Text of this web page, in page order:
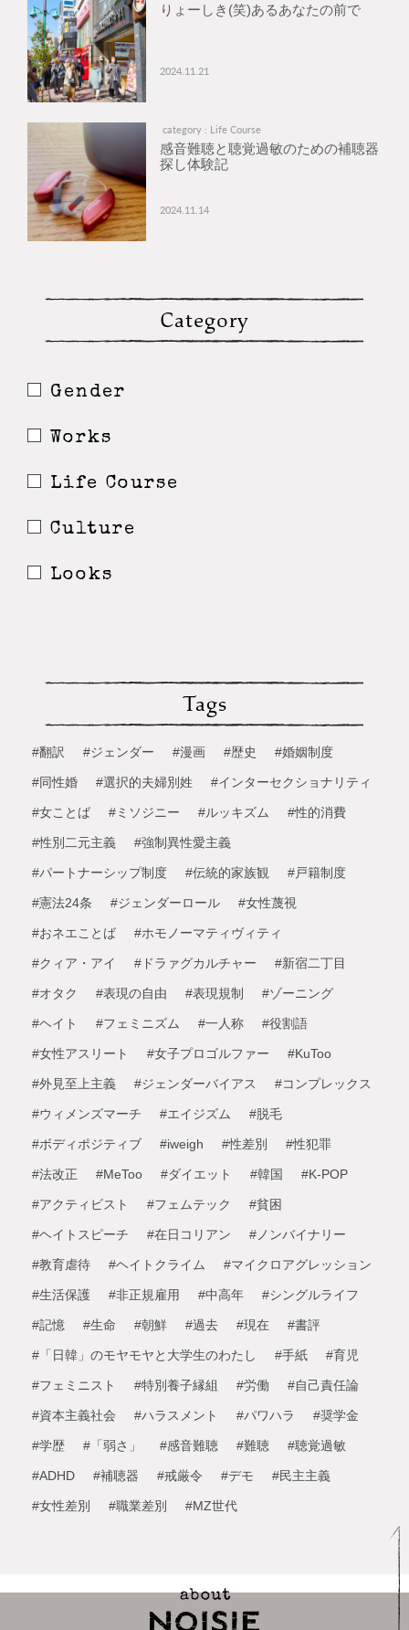
りょーしき(笑)あるあなたの前で
2024.11.21
category : Life Course
感音難聴と聴覚過敏のための補聴器
探し体験記
2024.11.14
Category
Gender
Works
Life Course
Culture
Looks
Tags
#翻訳 #ジェンダー #漫画 #歴史 #婚姻制度
#同性婚 #選択的夫婦別姓 #インターセクショナリティ
#女ことば #ミソジニー #ルッキズム #性的消費
#性別二元主義 #強制異性愛主義
#パートナーシップ制度 #伝統的家族観 #戸籍制度
#憲法24条 #ジェンダーロール #女性蔑視
#おネエことば #ホモノーマティヴィティ
#クィア・アイ #ドラァグカルチャー #新宿二丁目
#オタク #表現の自由 #表現規制 #ゾーニング
#ヘイト #フェミニズム #一人称 #役割語
#女性アスリート #女子プロゴルファー #KuToo
#外見至上主義 #ジェンダーバイアス #コンプレックス
#ウィメンズマーチ #エイジズム #脱毛
#ボディポジティブ #iweigh #性差別 #性犯罪
#法改正 #MeToo #ダイエット #韓国 #K-POP
#アクティビスト #フェムテック #貧困
#ヘイトスピーチ #在日コリアン #ノンバイナリー
#教育虐待 #ヘイトクライム #マイクロアグレッション
#生活保護 #非正規雇用 #中高年 #シングルライフ
#記憶 #生命 #朝鮮 #過去 #現在 #書評
#「日韓」のモヤモヤと大学生のわたし #手紙 #育児
#フェミニスト #特別養子縁組 #労働 #自己責任論
#資本主義社会 #ハラスメント #パワハラ #奨学金
#学歴 #「弱さ」 #感音難聴 #難聴 #聴覚過敏
#ADHD #補聴器 #戒厳令 #デモ #民主主義
#女性差別 #職業差別 #MZ世代